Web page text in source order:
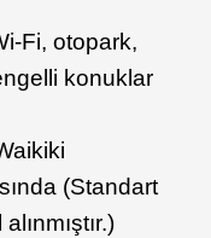
Fi, otopark,
konuklar
(Standart